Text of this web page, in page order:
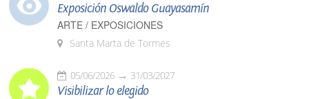
Exposición Oswaldo Guayasamín
ARTE / EXPOSICIONES
Santa Marta de Tormes
05/06/2026 31/03/2027
Visibilizar lo elegido